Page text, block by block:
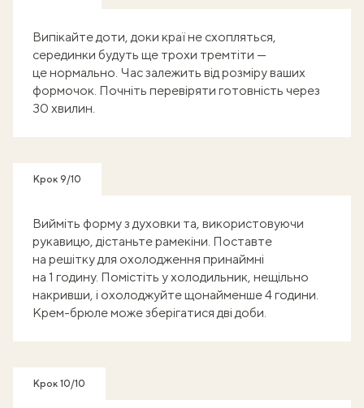
Випікайте доти, доки краї не схопляться,
серединки будуть ще трохи тремтіти —
це нормально. Час залежить від розміру ваших
формочок. Почніть перевіряти готовність через
30 хвилин.
Крок 9/10
Вийміть форму з духовки та, використовуючи
рукавицю, дістаньте рамекіни. Поставте
на решітку для охолодження принаймні
на 1 годину. Помістіть у холодильник, нещільно
накривши, і охолоджуйте щонайменше 4 години.
Крем-брюле може зберігатися дві доби.
Крок 10/10